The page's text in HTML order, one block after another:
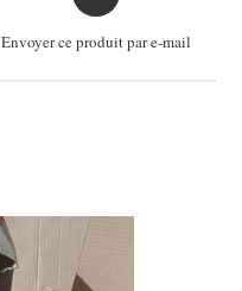
in
new
Envoyer ce produit par e-mail